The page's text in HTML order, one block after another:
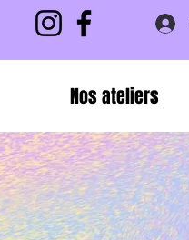
Nos ateliers